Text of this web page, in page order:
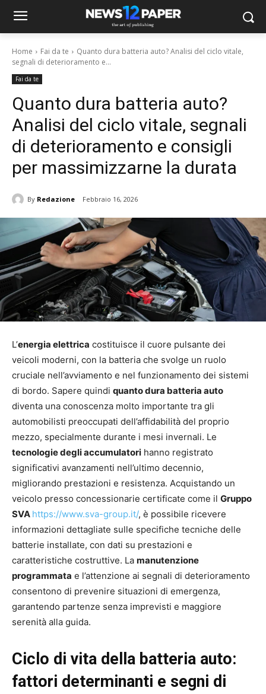
Home Fai da te
Quanto dura batteria auto? Analisi del ciclo vitale,
segnali di deterioramento e...
Fai da te
Quanto dura batteria auto?
Analisi del ciclo vitale, segnali
di deterioramento e consigli
per massimizzarne la durata
By Redazione Febbraio 16, 2026
L’energia elettrica costituisce il cuore pulsante dei
veicoli moderni, con la batteria che svolge un ruolo
cruciale nell’avviamento e nel funzionamento dei sistemi
di bordo. Sapere quindi quanto dura batteria auto
diventa una conoscenza molto importante tra gli
automobilisti preoccupati dell’affidabilità del proprio
mezzo, specialmente durante i mesi invernali. Le
tecnologie degli accumulatori hanno registrato
significativi avanzamenti nell’ultimo decennio,
migliorando prestazioni e resistenza. Acquistando un
veicolo presso concessionarie certificate come il Gruppo
SVA https://www.sva-group.it/, è possibile ricevere
informazioni dettagliate sulle specifiche tecniche delle
batterie installate, con dati su prestazioni e
caratteristiche costruttive. La manutenzione
programmata e l’attenzione ai segnali di deterioramento
consentono di prevenire situazioni di emergenza,
garantendo partenze senza imprevisti e maggiore
serenità alla guida.
Ciclo di vita della batteria auto:
fattori determinanti e segni di